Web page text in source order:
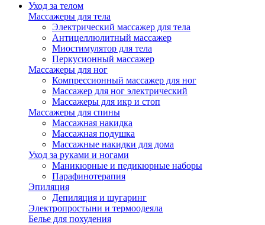
Уход за телом
Массажеры для тела
Электрический массажер для тела
Антицеллюлитный массажер
Миостимулятор для тела
Перкусионный массажер
Массажеры для ног
Компрессионный массажер для ног
Массажер для ног электрический
Массажеры для икр и стоп
Массажеры для спины
Массажная накидка
Массажная подушка
Массажные накидки для дома
Уход за руками и ногами
Маникюрные и педикюрные наборы
Парафинотерапия
Эпиляция
Депиляция и шугаринг
Электропростыни и термоодеяла
Белье для похудения